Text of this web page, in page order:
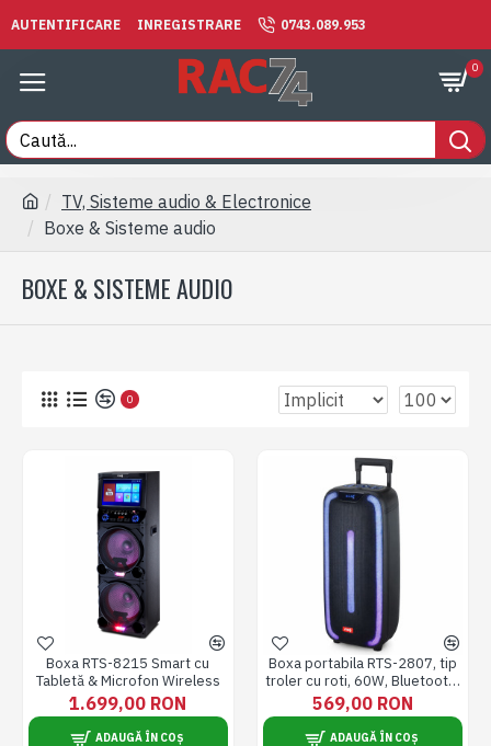
AUTENTIFICARE INREGISTRARE 0743.089.953
0
TV, Sisteme audio & Electronice
Boxe & Sisteme audio
BOXE & SISTEME AUDIO
0
Boxa RTS-8215 Smart cu
Tabletă & Microfon Wireless
1.699,00 RON
ADAUGĂ ÎN COȘ
Boxa portabila RTS-2807, tip
troler cu roti, 60W, Bluetooth,
USB, TF, Radio FM, AUX,
Telecomanda, Cablu AV,
Microfon cu fir
569,00 RON
ADAUGĂ ÎN COȘ